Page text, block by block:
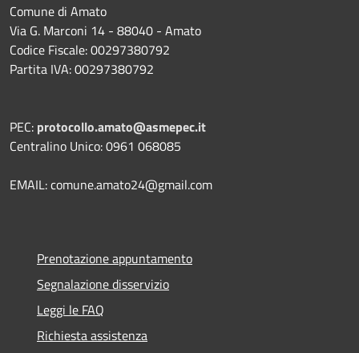
Comune di Amato
Via G. Marconi 14 - 88040 - Amato
Codice Fiscale: 00297380792
Partita IVA: 00297380792
PEC: protocollo.amato@asmepec.it
Centralino Unico: 0961 068085
EMAIL: comune.amato24@gmail.com
Prenotazione appuntamento
Segnalazione disservizio
Leggi le FAQ
Richiesta assistenza